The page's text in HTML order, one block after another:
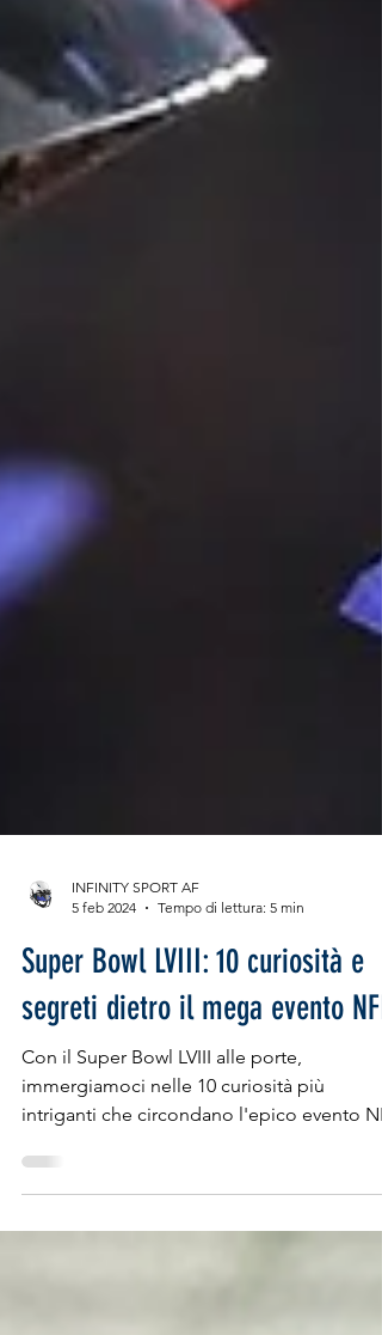
INFINITY SPORT AF
5 feb 2024
Tempo di lettura: 5 min
Super Bowl LVIII: 10 curiosità e
segreti dietro il mega evento NFL
immergiamoci nelle 10 curiosità più
intriganti che circondano l'epico evento